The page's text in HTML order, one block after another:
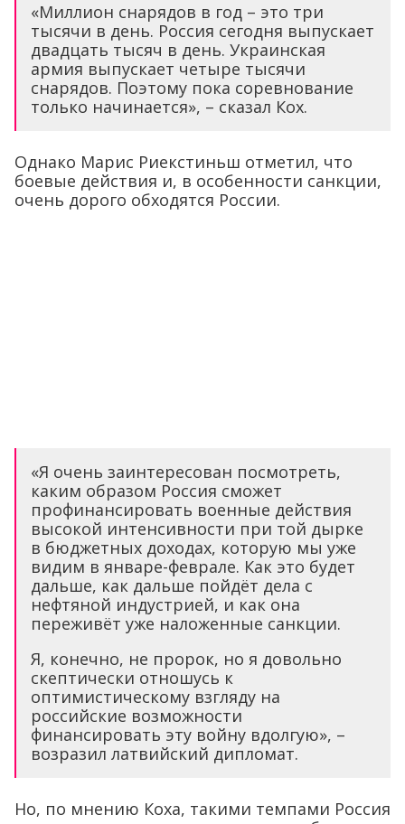
«Миллион снарядов в год – это три
тысячи в день. Россия сегодня выпускает
двадцать тысяч в день. Украинская
армия выпускает четыре тысячи
снарядов. Поэтому пока соревнование
только начинается», – сказал Кох.
Однако Марис Риекстиньш отметил, что
боевые действия и, в особенности санкции,
очень дорого обходятся России.
«Я очень заинтересован посмотреть,
каким образом Россия сможет
профинансировать военные действия
высокой интенсивности при той дырке
в бюджетных доходах, которую мы уже
видим в январе-феврале. Как это будет
дальше, как дальше пойдёт дела с
нефтяной индустрией, и как она
переживёт уже наложенные санкции.
Я, конечно, не пророк, но я довольно
скептически отношусь к
оптимистическому взгляду на
российские возможности
финансировать эту войну вдолгую», –
возразил латвийский дипломат.
Но, по мнению Коха, такими темпами Россия